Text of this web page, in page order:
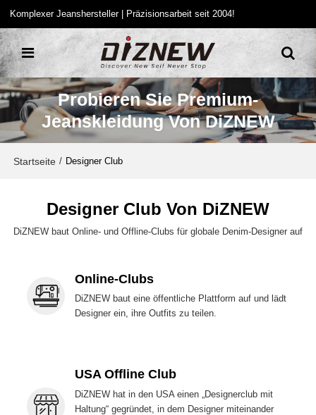
Komplexer Jeanshersteller | Präzisionsarbeit seit 2004!
Probieren Sie Premium-
Jeanskleidung Von DiZNEW
Startseite / Designer Club
Designer Club Von DiZNEW
DiZNEW baut Online- und Offline-Clubs für globale Denim-Designer auf
Online-Clubs
DiZNEW baut eine öffentliche Plattform auf und lädt
Designer ein, ihre Outfits zu teilen.
USA Offline Club
DiZNEW hat in den USA einen „Designerclub mit
Haltung“ gegründet, in dem Designer miteinander